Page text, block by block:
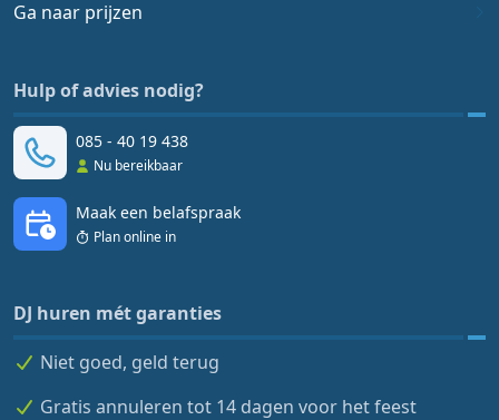
Ga naar prijzen
Hulp of advies nodig?
085 - 40 19 438
Nu bereikbaar
Maak een belafspraak
Plan online in
DJ huren mét garanties
Niet goed, geld terug
Gratis annuleren tot 14 dagen voor het feest